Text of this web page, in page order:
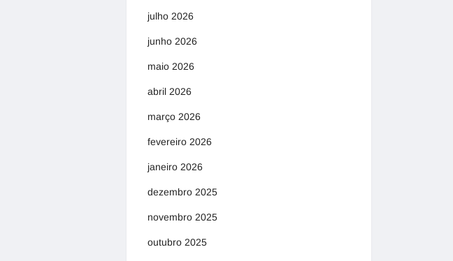
julho 2026
junho 2026
maio 2026
abril 2026
março 2026
fevereiro 2026
janeiro 2026
dezembro 2025
novembro 2025
outubro 2025